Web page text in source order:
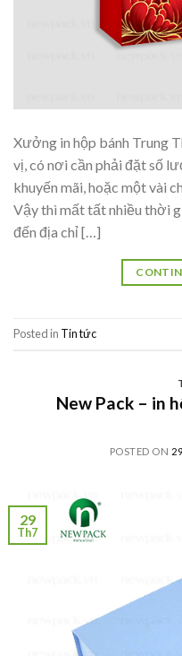
Xưởng in hộp bánh Trung
vị, có nơi cần phải đặt số
khuyến mãi, hoặc một vài
Vậy thì mất tất nhiều thời
đến địa chỉ […]
Posted in Tin tức
New Pack – in
POSTED ON
29
Th7